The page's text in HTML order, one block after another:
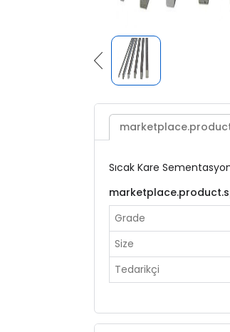
Sıcak Kare
Grade
Size
Tedarikçi